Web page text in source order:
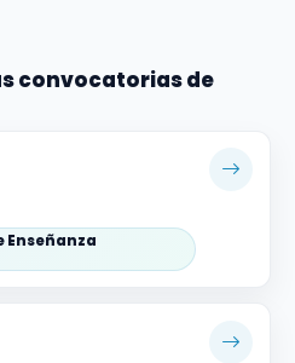
convocatorias de
Enseñanza